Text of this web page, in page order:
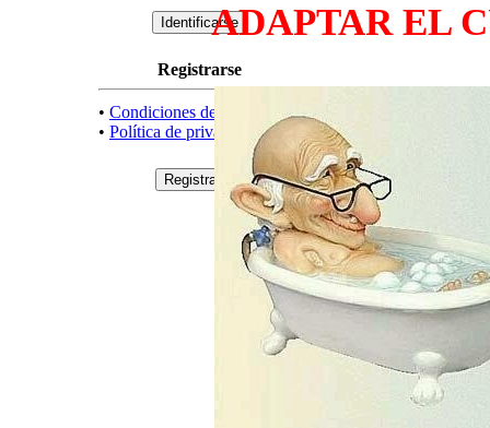
Registrarse
• Condiciones de uso
• Política de privacidad
ADAPTAR EL